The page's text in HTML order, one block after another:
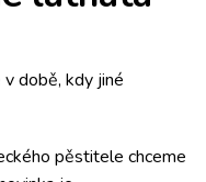
době, kdy jiné
pěstitele chceme